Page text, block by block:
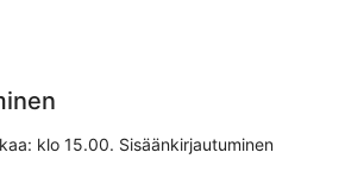
klo 15.00. Sisäänkirjautuminen